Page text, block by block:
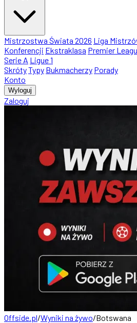
Mistrzostwa Świata 2026 Liga
Konferencji Ekstraklasa Premier
Serie A Ligue 1
SkrótyTypy Bukmacherzy Porady
Konto
Wyloguj
Zaloguj
Offside.pl/Wyniki na żywo/Botswana